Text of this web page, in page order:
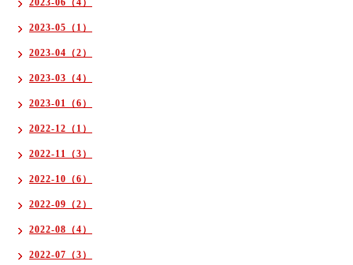
2023-06（4）
2023-05（1）
2023-04（2）
2023-03（4）
2023-01（6）
2022-12（1）
2022-11（3）
2022-10（6）
2022-09（2）
2022-08（4）
2022-07（3）